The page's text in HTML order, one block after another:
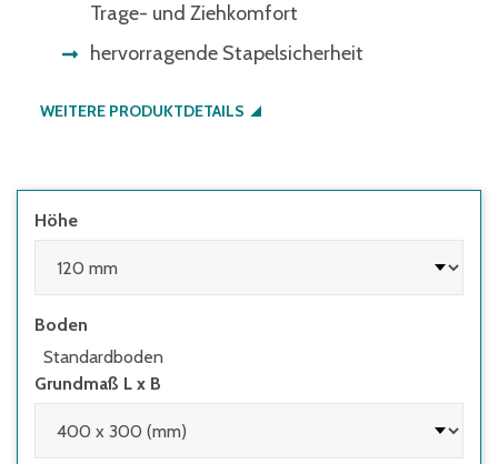
Trage- und Ziehkomfort
hervorragende Stapelsicherheit
WEITERE PRODUKTDETAILS
Höhe
Boden
Standardboden
Grundmaß L x B